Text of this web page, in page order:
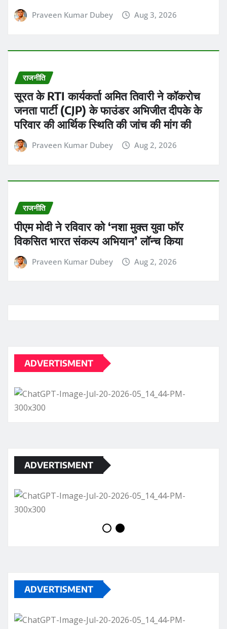
Praveen Kumar Dubey Aug 3, 2026
राजनीति
सूरत के RTI कार्यकर्ता अमित तिवारी ने कॉकरोच
जनता पार्टी (CJP) के फाउंडर अभिजीत दीपके के
परिवार की आर्थिक स्थिति की जांच की मांग की
Praveen Kumar Dubey Aug 2, 2026
राजनीति
पीएम मोदी ने रविवार को ‘नशा मुक्त युवा फॉर
विकसित भारत संकल्प अभियान’ लॉन्च किया
Praveen Kumar Dubey Aug 2, 2026
ADVERTISMENT
ADVERTISMENT
ADVERTISMENT